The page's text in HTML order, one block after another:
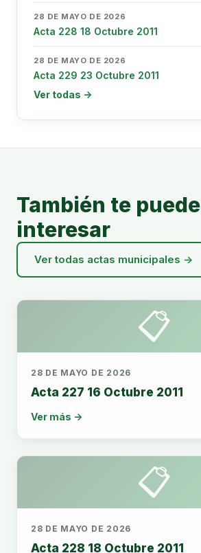
28 DE MAYO DE 2026
Acta 228 18 Octubre 2011
28 DE MAYO DE 2026
Acta 229 23 Octubre 2011
Ver todas →
También te puede
interesar
Ver todas actas municipales →
📋
28 DE MAYO DE 2026
Acta 227 16 Octubre 2011
Ver más →
📋
28 DE MAYO DE 2026
Acta 228 18 Octubre 2011